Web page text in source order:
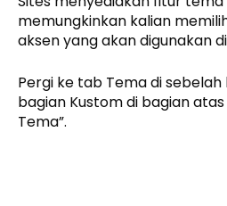
memungkinkan kalian
aksen yang akan digunakan
Pergi ke tab Tema di
bagian Kustom di bagian atas
Tema”.